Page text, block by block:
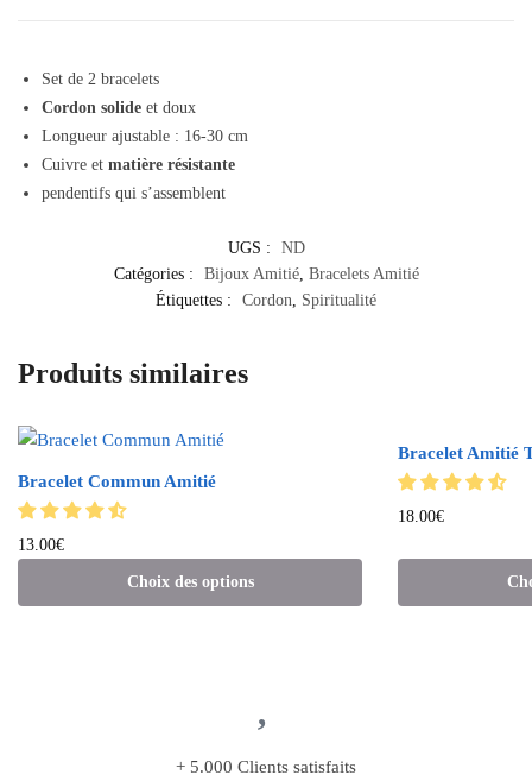
Set de 2 bracelets
Cordon solide et doux
Longueur ajustable : 16-30 cm
Cuivre et matière résistante
pendentifs qui s’assemblent
UGS :
ND
Catégories :
Bijoux Amitié, Bracelets Amitié
Étiquettes :
Cordon, Spiritualité
Produits similaires
Bracelet Commun Amitié
13.00€
Choix des options
Bracelet Amitié
18.00€
+ 5.000 Clients satisfaits